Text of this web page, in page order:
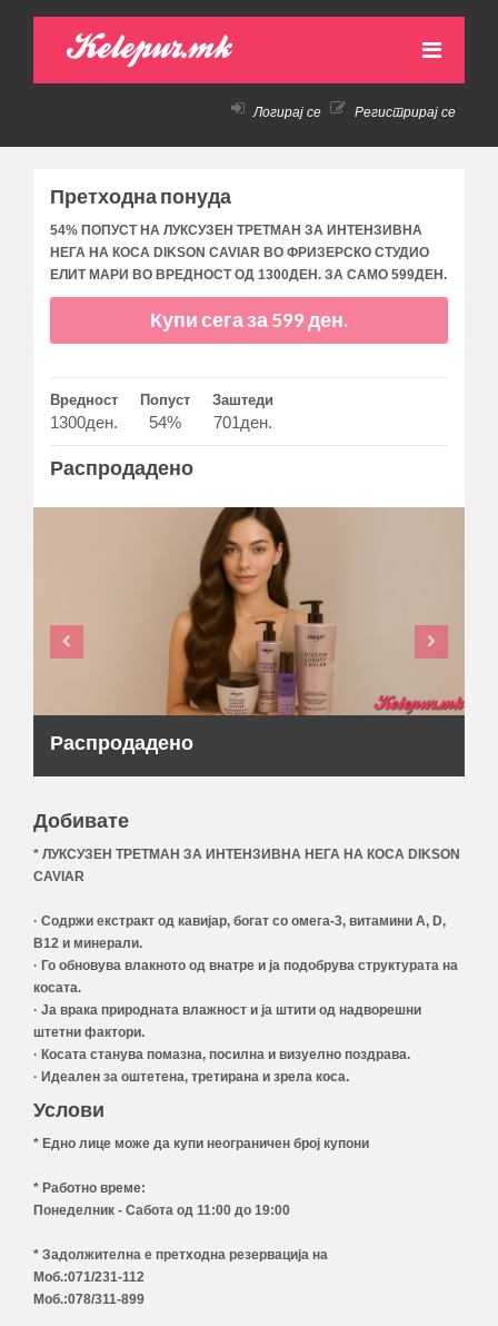
Kelepur.mk
КАКО ДА КУПАМ!
Логирај се Регистрирај се
Претходна понуда
54% ПОПУСТ НА ЛУКСУЗЕН ТРЕТМАН ЗА ИНТЕНЗИВНА
НЕГА НА КОСА DIKSON CAVIAR ВО ФРИЗЕРСКО СТУДИО
ЕЛИТ МАРИ ВО ВРЕДНОСТ ОД 1300ДЕН. ЗА САМО 599ДЕН.
Купи сега за 599 ден.
Вредност
1300ден.
Попуст
54%
Заштеди
701ден.
Распродадено
Распродадено
Добивате
* ЛУКСУЗЕН ТРЕТМАН ЗА ИНТЕНЗИВНА НЕГА НА КОСА DIKSON
CAVIAR
· Содржи екстракт од кавијар, богат со омега-3, витамини A, D,
B12 и минерали.
· Го обновува влакното од внатре и ја подобрува структурата на
косата.
· Ја врака природната влажност и ја штити од надворешни
штетни фактори.
· Косата станува помазна, посилна и визуелно поздрава.
· Идеален за оштетена, третирана и зрела коса.
Услови
* Едно лице може да купи неограничен број купони
* Работно време:
Понеделник - Сабота од 11:00 до 19:00
* Задолжителна е претходна резервација на
Моб.:071/231-112
Моб.:078/311-899